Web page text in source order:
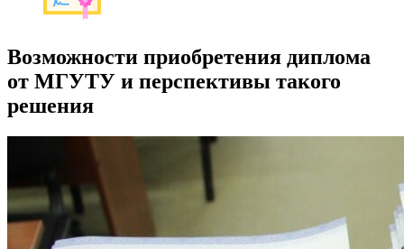
Возможности приобретения диплома
от МГУТУ и перспективы такого
решения